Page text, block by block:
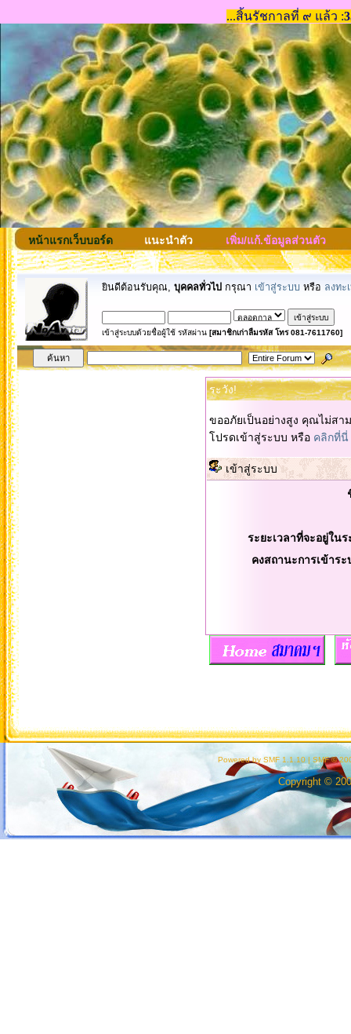
หน้าแรกเว็บบอร์ด แนะนำตัว เพิ่ม/แก้.ข้อมูลส่วนตัว
ยินดีต้อนรับคุณ, บุคคลทั่วไป กรุณา เข้าสู่ระบบ หรือ ลงทะ
เข้าสู่ระบบด้วยชื่อผู้ใช้ รหัสผ่าน [สมาชิกเก่าลืมรหัส โทร 081-7611760]
ระวัง!
ขออภัยเป็นอย่างสูง คุณไม่ส
โปรดเข้าสู่ระบบ หรือ คลิกที่นี่
เข้าสู่ระบบ
ระยะเวลาที่จะอยู่ใน
คงสถานะการเข้าร
Powered by SMF 1.1.10 | SMF ©
Copyright ©